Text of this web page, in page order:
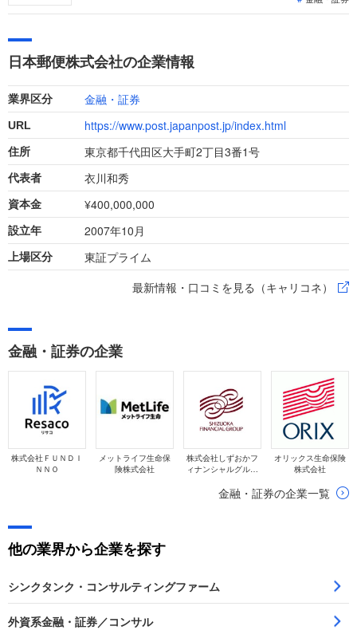
24日放送のNHK総合「クローズアップ現代＋」の「郵便局が
日本郵便株式会社の企業情報
業界区分 金融・証券
URL https://www.post.japanpost.jp/index.html
住所 東京都千代田区大手町2丁目3番1号
代表者 衣川和秀
資本金 ¥400,000,000
設立年 2007年10月
上場区分
東証プライム
最新情報・口コミを見る（キャリコネ）
金融・証券の企業
株式会社ＦＵＮＤＩ
ＮＮＯ
メットライフ生命保
険株式会社
株式会社しずおかフ
ィナンシャルグルー
オリックス生命保険
株式会社
金融・証券の企業一覧
他の業界から企業を探す
シンクタンク・コンサルティングファーム
外資系金融・証券／コンサル